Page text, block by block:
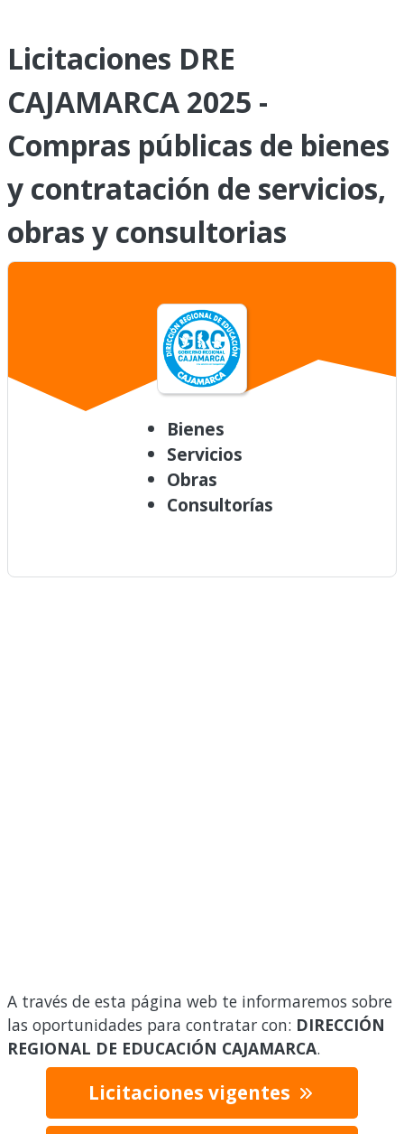
Licitaciones DRE
CAJAMARCA 2025 -
Compras públicas de bienes
y contratación de servicios,
obras y consultorias
Bienes
Servicios
Obras
Consultorías
A través de esta página web te informaremos sobre
las oportunidades para contratar con: DIRECCIÓN
REGIONAL DE EDUCACIÓN CAJAMARCA.
Licitaciones vigentes